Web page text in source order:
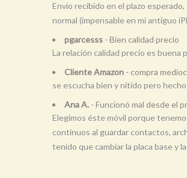
Envío recibido en el plazo
normal (impensable en mi antiguo
pgarcesss - Bien calidad precio
La relación calidad precio es buena
Cliente Amazon - compra
se escucha bien y nitido pero
Ana A. - Funcionó mal desde el
Elegimos éste móvil porque
continuos al guardar contactos,
tenido que cambiar la placa base y